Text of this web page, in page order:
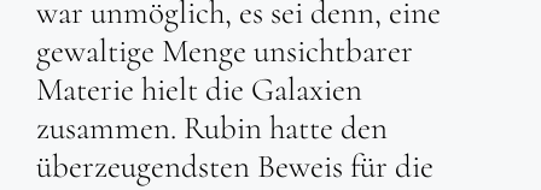
war unmöglich, es sei denn, eine
gewaltige Menge unsichtbarer
Materie hielt die Galaxien
zusammen. Rubin hatte den
überzeugendsten Beweis für die